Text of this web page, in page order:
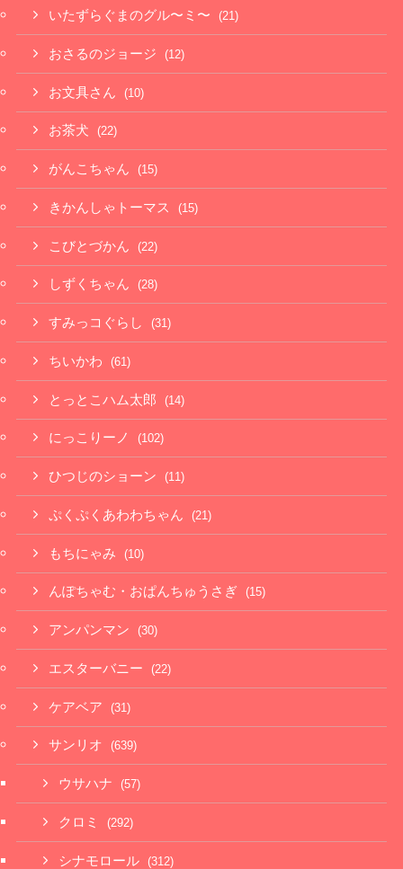
いたずらぐまのグル〜ミ〜 (21)
おさるのジョージ (12)
お文具さん (10)
お茶犬 (22)
がんこちゃん (15)
きかんしゃトーマス (15)
こびとづかん (22)
しずくちゃん (28)
すみっコぐらし (31)
ちいかわ (61)
とっとこハム太郎 (14)
にっこりーノ (102)
ひつじのショーン (11)
ぷくぷくあわわちゃん (21)
もちにゃみ (10)
んぽちゃむ・おぱんちゅうさぎ (15)
アンパンマン (30)
エスターバニー (22)
ケアベア (31)
サンリオ (639)
ウサハナ (57)
クロミ (292)
シナモロール (312)